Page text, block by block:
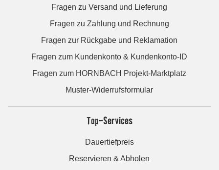
Fragen zu Versand und Lieferung
Fragen zu Zahlung und Rechnung
Fragen zur Rückgabe und Reklamation
Fragen zum Kundenkonto & Kundenkonto-ID
Fragen zum HORNBACH Projekt-Marktplatz
Muster-Widerrufsformular
Top-Services
Dauertiefpreis
Reservieren & Abholen